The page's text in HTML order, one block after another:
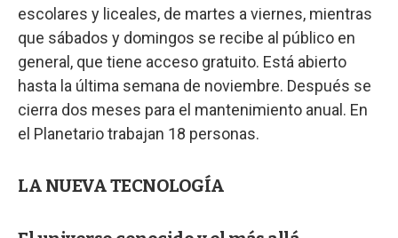
escolares y liceales, de martes a viernes, mientras
que sábados y domingos se recibe al público en
general, que tiene acceso gratuito. Está abierto
hasta la última semana de noviembre. Después se
cierra dos meses para el mantenimiento anual. En
el Planetario trabajan 18 personas.
LA NUEVA TECNOLOGÍA